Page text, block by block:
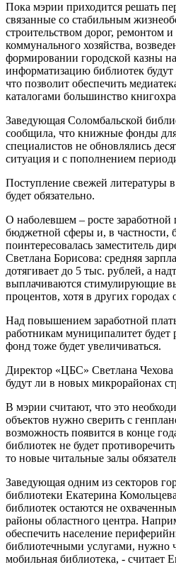
Пока мэрии приходится решать
связанные со стабильным
строительством дорог, ремонтом
коммунального хозяйства,
формировании городской казны
информатизацию библиотек
что позволит обеспечить
каталогами большинство
Заведующая Соломбальской
сообщила, что книжные фонды
специалистов не обновлялись
ситуация и с пополнением
Поступление свежей литературы
будет обязательно.
О наболевшем – росте заработной
бюджетной сферы и, в частности,
поинтересовалась заместитель
Светлана Борисова: средняя
дотягивает до 5 тыс. рублей, а
выплачиваются стимулирующие
процентов, хотя в других городах
Над повышением заработной
работникам муниципалитет будет
фонд тоже будет увеличиваться.
Директор «ЦБС» Светлана Чехова
будут ли в новых микрорайонах
В мэрии считают, что это
объектов нужно сверить с
возможность появится в конце
библиотек не будет
то новые читальные залы
Заведующая одним из секторов
библиотеки Екатерина
библиотек остаются не
районы областного центра.
обеспечить население
библиотечными услугами, нужно
мобильная библиотека, - считает